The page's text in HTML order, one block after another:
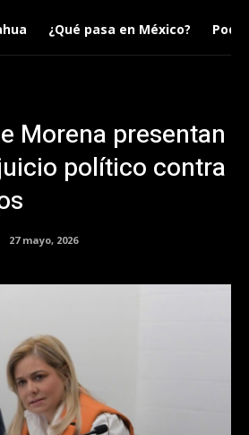
¿Qué pasa en México?
Morena presentan
político contra
27 mayo, 2026